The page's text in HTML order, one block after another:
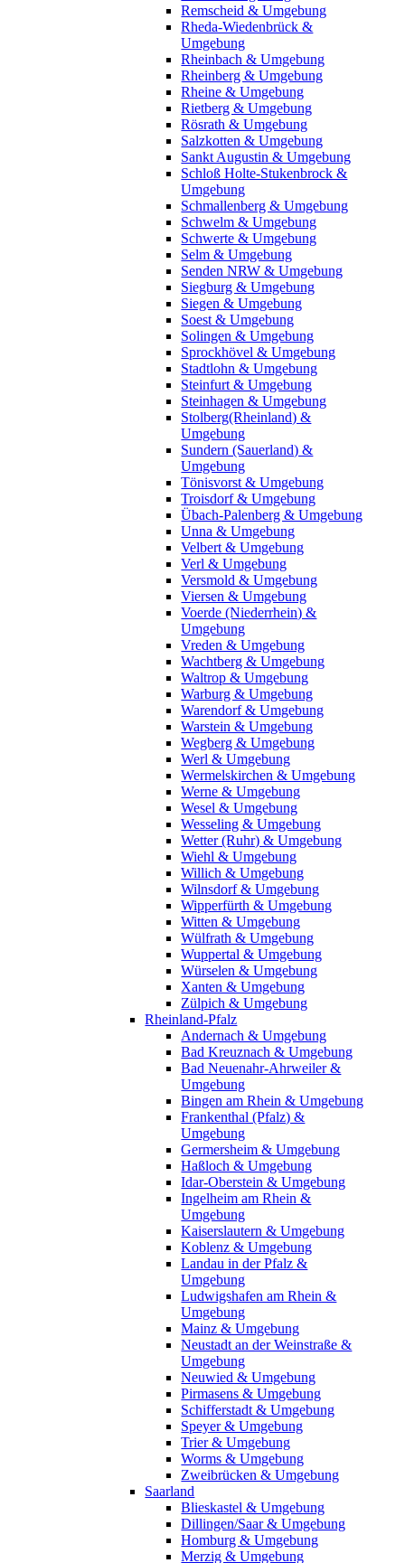
Remscheid & Umgebung
Rheda-Wiedenbrück &
Umgebung
Rheinbach & Umgebung
Rheinberg & Umgebung
Rheine & Umgebung
Rietberg & Umgebung
Rösrath & Umgebung
Salzkotten & Umgebung
Sankt Augustin & Umgebung
Schloß Holte-Stukenbrock &
Umgebung
Schmallenberg & Umgebung
Schwelm & Umgebung
Schwerte & Umgebung
Selm & Umgebung
Senden NRW & Umgebung
Siegburg & Umgebung
Siegen & Umgebung
Soest & Umgebung
Solingen & Umgebung
Sprockhövel & Umgebung
Stadtlohn & Umgebung
Steinfurt & Umgebung
Steinhagen & Umgebung
Stolberg(Rheinland) &
Umgebung
Sundern (Sauerland) &
Umgebung
Tönisvorst & Umgebung
Troisdorf & Umgebung
Übach-Palenberg & Umgebung
Unna & Umgebung
Velbert & Umgebung
Verl & Umgebung
Versmold & Umgebung
Viersen & Umgebung
Voerde (Niederrhein) &
Umgebung
Vreden & Umgebung
Wachtberg & Umgebung
Waltrop & Umgebung
Warburg & Umgebung
Warendorf & Umgebung
Warstein & Umgebung
Wegberg & Umgebung
Werl & Umgebung
Wermelskirchen & Umgebung
Werne & Umgebung
Wesel & Umgebung
Wesseling & Umgebung
Wetter (Ruhr) & Umgebung
Wiehl & Umgebung
Willich & Umgebung
Wilnsdorf & Umgebung
Wipperfürth & Umgebung
Witten & Umgebung
Wülfrath & Umgebung
Wuppertal & Umgebung
Würselen & Umgebung
Xanten & Umgebung
Zülpich & Umgebung
Rheinland-Pfalz
Andernach & Umgebung
Bad Kreuznach & Umgebung
Bad Neuenahr-Ahrweiler &
Umgebung
Bingen am Rhein & Umgebung
Frankenthal (Pfalz) &
Umgebung
Germersheim & Umgebung
Haßloch & Umgebung
Idar-Oberstein & Umgebung
Ingelheim am Rhein &
Umgebung
Kaiserslautern & Umgebung
Koblenz & Umgebung
Landau in der Pfalz &
Umgebung
Ludwigshafen am Rhein &
Umgebung
Mainz & Umgebung
Neustadt an der Weinstraße &
Umgebung
Neuwied & Umgebung
Pirmasens & Umgebung
Schifferstadt & Umgebung
Speyer & Umgebung
Trier & Umgebung
Worms & Umgebung
Zweibrücken & Umgebung
Saarland
Blieskastel & Umgebung
Dillingen/Saar & Umgebung
Homburg & Umgebung
Merzig & Umgebung